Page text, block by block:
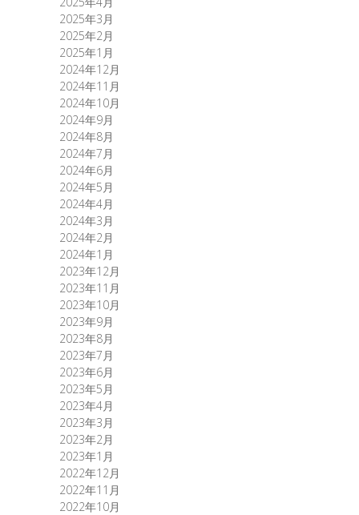
2025年3月
2025年2月
2025年1月
2024年12月
2024年11月
2024年10月
2024年9月
2024年8月
2024年7月
2024年6月
2024年5月
2024年4月
2024年3月
2024年2月
2024年1月
2023年12月
2023年11月
2023年10月
2023年9月
2023年8月
2023年7月
2023年6月
2023年5月
2023年4月
2023年3月
2023年2月
2023年1月
2022年12月
2022年11月
2022年10月